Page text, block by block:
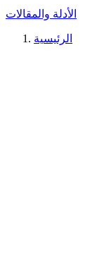
الأدلة والمقالات
الرئيسية